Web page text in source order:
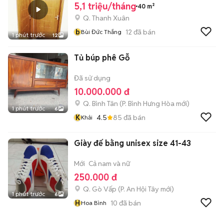
1 phút trước 12
5,1 triệu/tháng 40 m²
Q. Thanh Xuân
bBùi Đức Thắng 12 đã bán
1 phút trước 6
Tủ búp phê Gỗ
Đã sử dụng
10.000.000 đ
Q. Bình Tân (P. Bình Hưng Hòa mới)
KKhải 4.5 85 đã bán
1 phút trước 6
Giày đế bằng unisex size 41-43
Mới Cả nam và nữ
250.000 đ
Q. Gò Vấp (P. An Hội Tây mới)
HHoa Bình 10 đã bán